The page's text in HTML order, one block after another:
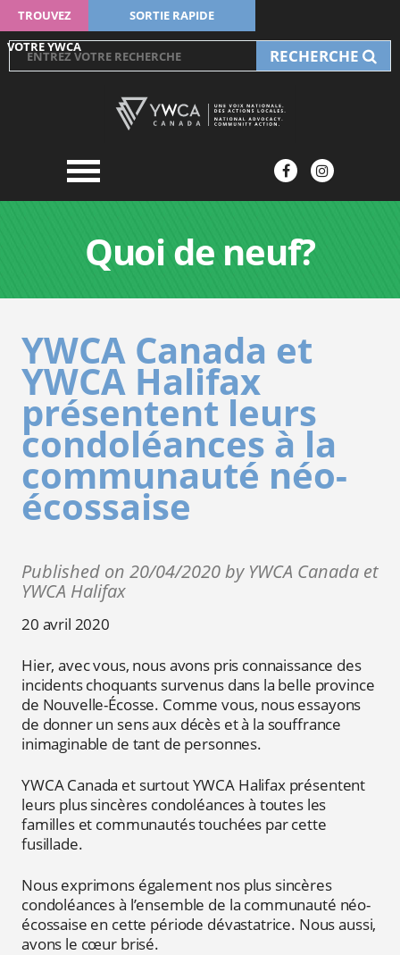
TROUVEZ
VOTRE YWCA
SORTIE RAPIDE
RECHERCHE
Quoi de neuf?
YWCA Canada et
YWCA Halifax
présentent leurs
condoléances à la
communauté néo-
écossaise
Published on 20/04/2020 by YWCA Canada et
YWCA Halifax
20 avril 2020
Hier, avec vous, nous avons pris connaissance des
incidents choquants survenus dans la belle province
de Nouvelle-Écosse. Comme vous, nous essayons
de donner un sens aux décès et à la souffrance
inimaginable de tant de personnes.
YWCA Canada et surtout YWCA Halifax présentent
leurs plus sincères condoléances à toutes les
familles et communautés touchées par cette
fusillade.
Nous exprimons également nos plus sincères
condoléances à l’ensemble de la communauté néo-
écossaise en cette période dévastatrice. Nous aussi,
avons le cœur brisé.